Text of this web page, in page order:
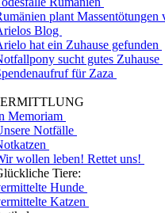
plant Massentötungen
Blog
hat ein Zuhause gefunden
sucht gutes Zuhause
für Zaza
Memoriam
Notfälle
wollen leben! Rettet uns!
Tiere:
Hunde
Katzen